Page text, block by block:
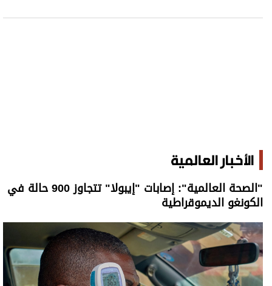
الأخبار العالمية
"الصحة العالمية": إصابات "إيبولا" تتجاوز 900 حالة في
الكونغو الديموقراطية